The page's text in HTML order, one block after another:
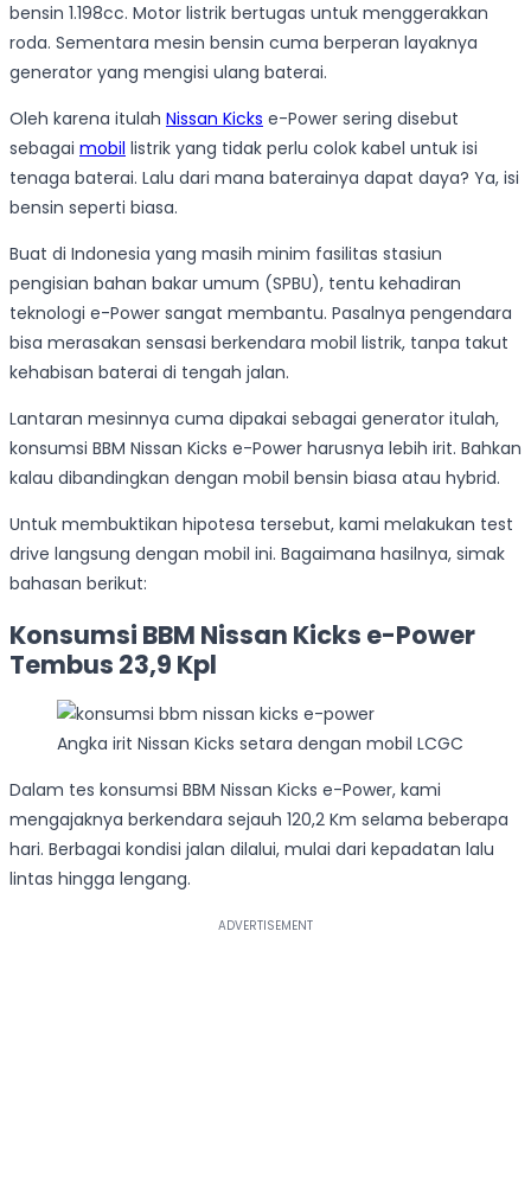
bensin 1.198cc. Motor listrik bertugas untuk menggerakkan
roda. Sementara mesin bensin cuma berperan layaknya
generator yang mengisi ulang baterai.
Oleh karena itulah Nissan Kicks e-Power sering disebut
sebagai mobil listrik yang tidak perlu colok kabel untuk isi
tenaga baterai. Lalu dari mana baterainya dapat daya? Ya, isi
bensin seperti biasa.
Buat di Indonesia yang masih minim fasilitas stasiun
pengisian bahan bakar umum (SPBU), tentu kehadiran
teknologi e-Power sangat membantu. Pasalnya pengendara
bisa merasakan sensasi berkendara mobil listrik, tanpa takut
kehabisan baterai di tengah jalan.
Lantaran mesinnya cuma dipakai sebagai generator itulah,
konsumsi BBM Nissan Kicks e-Power harusnya lebih irit. Bahkan
kalau dibandingkan dengan mobil bensin biasa atau hybrid.
Untuk membuktikan hipotesa tersebut, kami melakukan test
drive langsung dengan mobil ini. Bagaimana hasilnya, simak
bahasan berikut:
Konsumsi BBM Nissan Kicks e-Power
Tembus 23,9 Kpl
Angka irit Nissan Kicks setara dengan mobil LCGC
Dalam tes konsumsi BBM Nissan Kicks e-Power, kami
mengajaknya berkendara sejauh 120,2 Km selama beberapa
hari. Berbagai kondisi jalan dilalui, mulai dari kepadatan lalu
lintas hingga lengang.